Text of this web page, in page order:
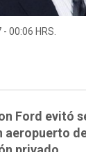
- 00:06 HRS.
Ford evitó
aeropuerto